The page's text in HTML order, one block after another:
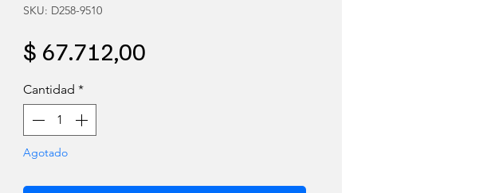
SKU: D258-9510
$ 67.712,00
Cantidad *
Agotado